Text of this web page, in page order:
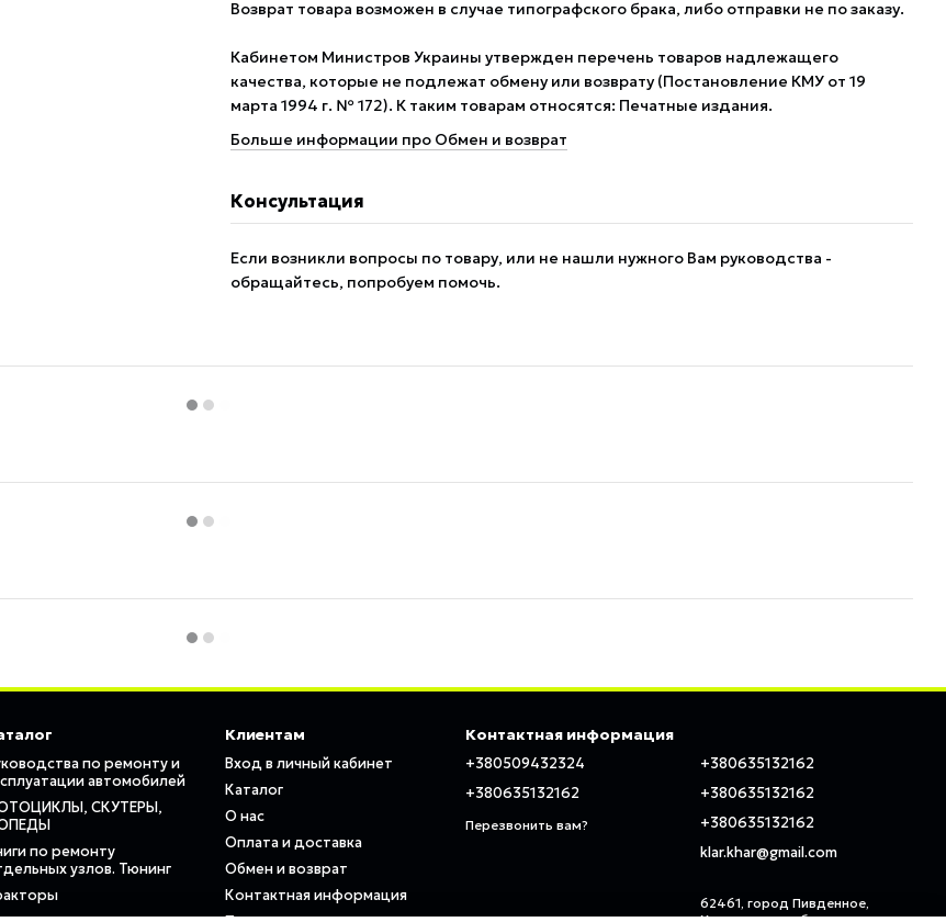
Возврат товара возможен в случае типографского брака, либо отправки не по заказу.
Кабинетом Министров Украины утвержден перечень товаров надлежащего
качества, которые не подлежат обмену или возврату (Постановление КМУ от 19
марта 1994 г. № 172). К таким товарам относятся: Печатные издания.
Больше информации про Обмен и возврат
Консультация
Если возникли вопросы по товару, или не нашли нужного Вам руководства -
обращайтесь, попробуем помочь.
по ремонту и
автомобилей
СКУТЕРЫ,
по ремонту
узлов. Тюнинг
Клиентам
Вход в личный кабинет
Каталог
О нас
Оплата и доставка
Обмен и возврат
Контактная информация
Контактная информация
+380509432324
+380635132162
Перезвонить вам?
+380635132162
+380635132162
+380635132162
klar.khar@gmail.com
62461, город Пивденное,